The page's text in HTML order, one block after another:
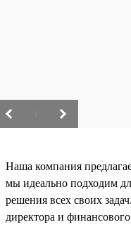
Наша компания
мы идеально подходим
решения всех своих
директора и